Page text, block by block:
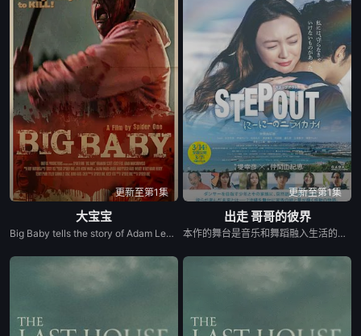
更新至第1集
大宝宝
Big Baby tells the story of Adam Lewis, a successful horror screenwriter struggling for inspiration for his latest script. After a graphic and realistic nightmare of a hulking man dressed in a baby mask and onesie who axe murders his girlfriend Kate in the middle of the night, Adam gets the inspiration he needs for his new screenplay. Excited about the direction his story is taking, he starts losing himself in his script. Things are better than ever for Adam and Kate until “Big Baby” starts appearing in real life and tormenting and killing victims fueled by his own revenge. Characters from Adam’s script begin to pay him visits pleading for their lives, and he quickly realizes he holds their fate in his hands. Power and fear completely consume Adam until his girlfriend Kate is terrified of the man she once loved.
更新至第1集
出走 哥哥的彼界
本作的舞台是音乐和舞蹈融入生活的冲绳。与母亲朱音、妹妹舞一起生活的照屋踊，憧憬舞蹈学校的丽莎，开始了舞蹈生涯。朱音为了支撑家数在酒吧工作，不擅长与人打交道的舞总是在学校前专心地注视着哥哥的身影。不久，踊与丽莎组成一对，绽放了她的才能。